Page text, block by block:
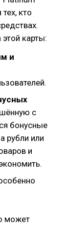
кто
карты:
и
с
бонусные
рубли или
и
может